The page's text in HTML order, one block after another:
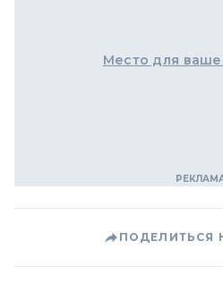
Место для
ПОДЕЛИТЬСЯ